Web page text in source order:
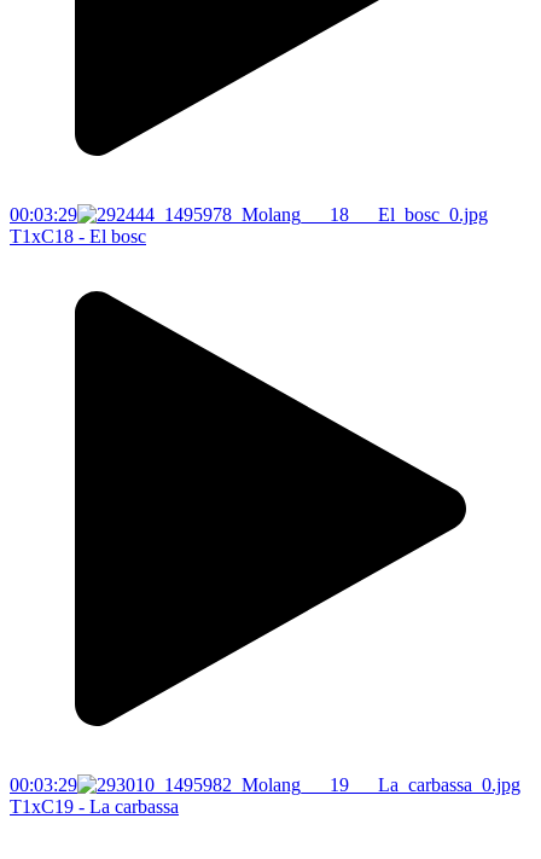
00:03:29
T1xC18 - El bosc
00:03:29
T1xC19 - La carbassa